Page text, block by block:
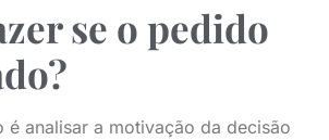
se o pedido
é analisar a motivação da decisão